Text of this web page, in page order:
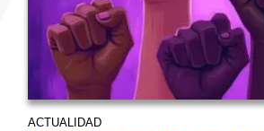
ACTUALIDAD